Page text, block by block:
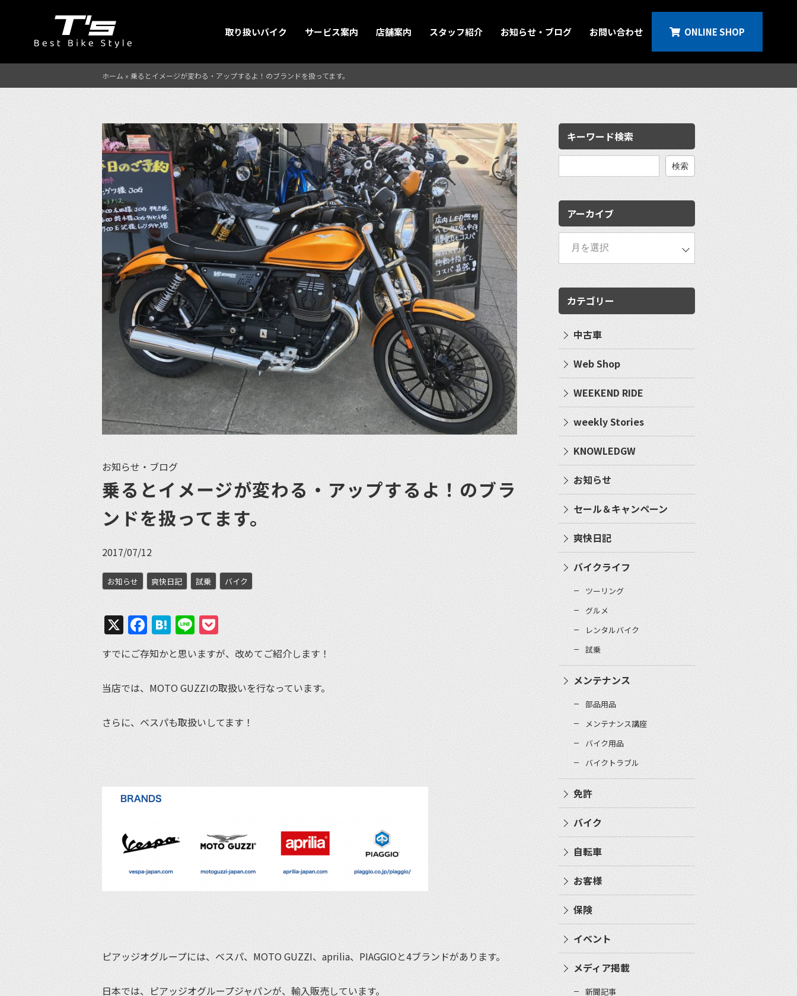
取り扱いバイク サービス案内 店舗案内 スタッフ紹介 お知らせ・ブログ お問い合わせ ONLINE SHOP
ホーム » 乗るとイメージが変わる・アップするよ！のブランドを扱ってます。
お知らせ・ブログ
乗るとイメージが変わる・アップするよ！のブラ
ンドを扱ってます。
2017/07/12
お知らせ 爽快日記 試乗 バイク
X Facebook
Hatena
Line
すでにご存知かと思いますが、改めてご紹介します！
当店では、MOTO GUZZIの取扱いを行なっています。
さらに、ベスパも取扱いしてます！
ピアッジオグループには、ベスパ、MOTO GUZZI、aprilia、PIAGGIOと4ブランドがあります。
日本では、ピアッジオグループジャパンが、輸入販売しています。
キーワード検索
検
アーカイブ
カテゴリー
中古車
Web Shop
WEEKEND RIDE
weekly Stories
KNOWLEDGW
お知らせ
セール＆キャンペーン
爽快日記
バイクライフ
ツーリング
グルメ
レンタルバイク
試乗
メンテナンス
部品用品
メンテナンス講座
バイク用品
バイクトラブル
免許
バイク
自転車
お客様
保険
イベント
メディア掲載
新聞記事